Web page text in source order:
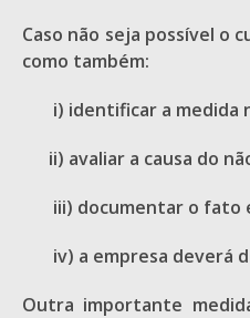
Caso não seja possível o
como também:
i) identificar a medida
ii) avaliar a causa do
iii) documentar o fato e
iv) a empresa deverá
Outra importante